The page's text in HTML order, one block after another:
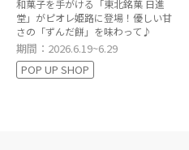
和菓子を手がける「東北銘菓 日進
堂」がピオレ姫路に登場！優しい甘
さの「ずんだ餅」を味わって♪
期間：2026.6.19~6.29
POP UP SHOP